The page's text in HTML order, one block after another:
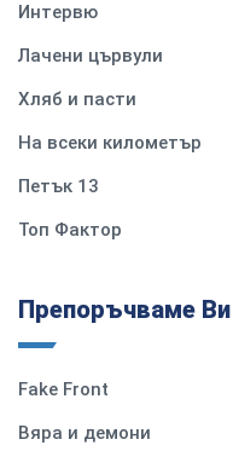
Интервю
Лачени цървули
Хляб и пасти
На всеки километър
Петък 13
Топ Фактор
Препоръчваме Ви
Fake Front
Вяра и демони